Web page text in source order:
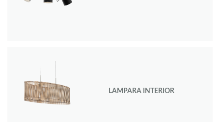
LAMPARA INTERIOR